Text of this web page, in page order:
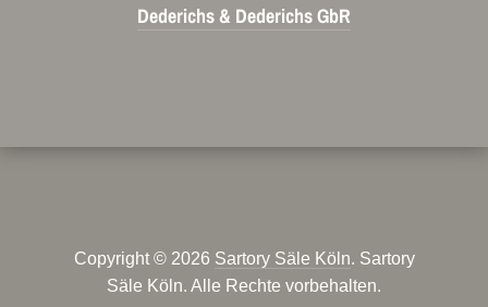
Dederichs & Dederichs GbR
Copyright © 2026 Sartory Säle Köln. Sartory
Säle Köln. Alle Rechte vorbehalten.